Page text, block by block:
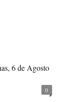
6 de Agosto
0